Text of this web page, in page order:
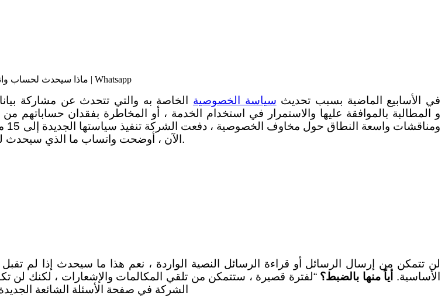
ماذا سيحدث لحساب واتساب إذا لم توافق علي سياسات الخصوصية بحلول 15 مايو القادم ...؟ واتساب تُجيب | Whatsapp
في الأسابيع الماضية بسبب تحديث سياسة الخصوصية الخاصة به والتي تتحدث عن مشاركة
الآن ، أوضحت واتساب ما الذي سيحدث لحسابك إذا لم تقبل سياسات الخصوصية المحدثة بعد الموعد النهائي 15 مايو.
الأساسية. أياً منها بالضبط؟ “لفترة قصيرة ، ستتمكن من تلقي المكالمات والإشعارات ، لكنك لن
الشركة في صفحة الأسئلة الشائعة